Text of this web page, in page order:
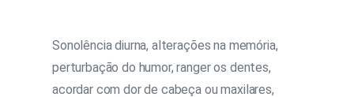
Sonolência diurna, alterações na memória,
perturbação do humor, ranger os dentes,
acordar com dor de cabeça ou maxilares,